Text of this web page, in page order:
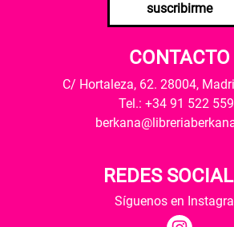
suscribirme
CONTACTO
C/ Hortaleza, 62. 28004,
Tel.: +34 91 522
REDES
Síguenos en